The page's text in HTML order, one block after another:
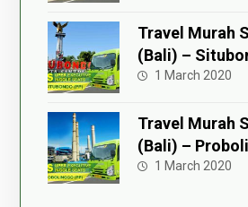
Travel Murah
(Bali) –
1 March 2020
Travel Murah
(Bali) –
1 March 2020